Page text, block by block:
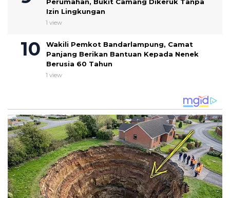
Perumahan, Bukit Camang Dikeruk Tanpa
Izin Lingkungan
1 view
Wakili Pemkot Bandarlampung, Camat
Panjang Berikan Bantuan Kepada Nenek
Berusia 60 Tahun
1 view